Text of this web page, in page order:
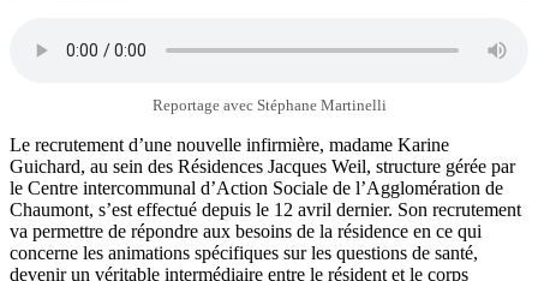
Reportage avec Stéphane Martinelli
Le recrutement d’une nouvelle infirmière, madame Karine
Guichard, au sein des Résidences Jacques Weil, structure gérée par
le Centre intercommunal d’Action Sociale de l’Agglomération de
Chaumont, s’est effectué depuis le 12 avril dernier. Son recrutement
va permettre de répondre aux besoins de la résidence en ce qui
concerne les animations spécifiques sur les questions de santé,
devenir un véritable intermédiaire entre le résident et le corps